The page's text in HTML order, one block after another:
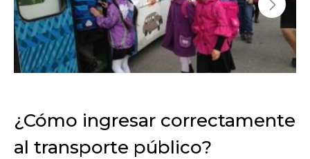
¿Cómo ingresar correctamente
al transporte público?